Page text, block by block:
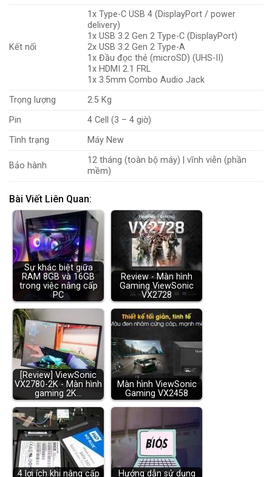
Kết nối
1x Type-C USB 4 (DisplayPort / power
delivery)
1x USB 3.2 Gen 2 Type-C (DisplayPort)
2x USB 3.2 Gen 2 Type-A
1x Đầu đọc thẻ (microSD) (UHS-II)
1x HDMI 2.1 FRL
1x 3.5mm Combo Audio Jack
Trọng lượng
2.5 Kg
Pin
4 Cell (3 – 4 giờ)
Tình trạng
Máy New
Bảo hành
12 tháng (toàn bộ máy) | vĩnh viễn (phần
mềm)
Bài Viết Liên Quan:
Sự khác biệt giữa
RAM 8GB và 16GB
trong việc nâng cấp
PC
Review - Màn hình
Gaming ViewSonic
VX2728
[Review] ViewSonic
VX2780-2K - Màn hình
gaming 2K…
Màn hình ViewSonic
Gaming VX2458
4 lợi ích khi nâng cấp Hướng dẫn sử dụng